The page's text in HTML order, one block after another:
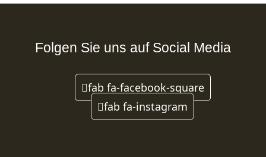
Folgen Sie uns auf Social Media
fab fa-facebook-square
fab fa-instagram